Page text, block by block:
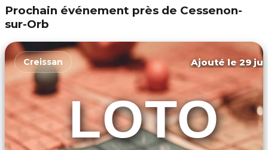
Prochain événement près de Cessenon-
sur-Orb
Creissan Ajouté le 29
LOTO